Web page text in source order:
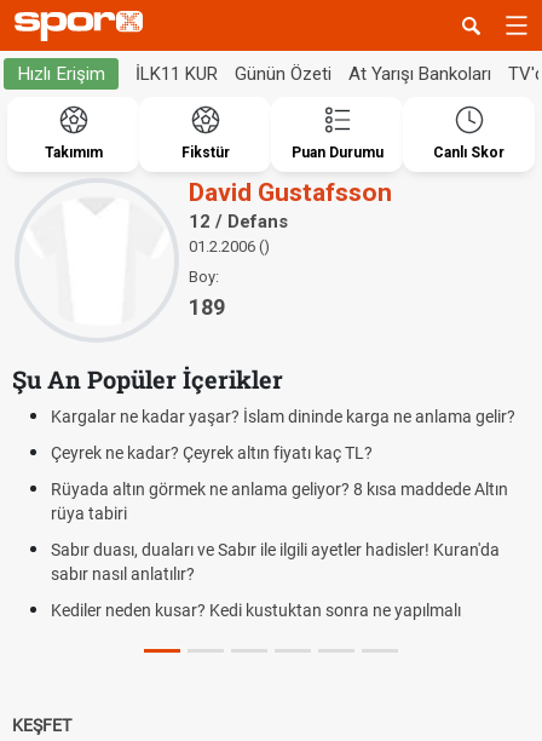
Hızlı Erişim İLK11 KUR Günün Özeti At Yarışı Bankoları
Takımım Fikstür Puan Durumu Canlı Skor
David Gustafsson
12 / Defans
01.2.2006 ()
Boy:
189
Şu An Popüler İçerikler
Kargalar ne kadar yaşar? İslam dininde karga ne anlama gelir?
Çeyrek ne kadar? Çeyrek altın fiyatı kaç TL?
Rüyada altın görmek ne anlama geliyor? 8 kısa maddede Altın
rüya tabiri
Sabır duası, duaları ve Sabır ile ilgili ayetler hadisler! Kuran'da
sabır nasıl anlatılır?
Kediler neden kusar? Kedi kustuktan sonra ne yapılmalı
KEŞFET